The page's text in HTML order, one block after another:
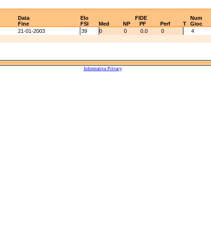
Data Elo FIDE Num
Fine FSI Med NP PF Perf T Gioc
21-01-2003 39 0 0 0.0 0 4
Informativa Privacy